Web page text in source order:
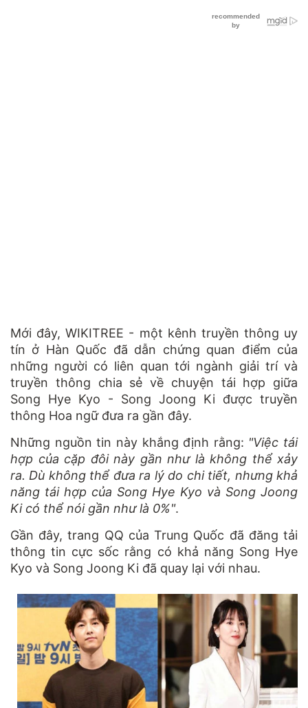
Mới đây, WIKITREE - một kênh truyền thông uy
tín ở Hàn Quốc đã dẫn chứng quan điểm của
những người có liên quan tới ngành giải trí và
truyền thông chia sẻ về chuyện tái hợp giữa
Song Hye Kyo - Song Joong Ki được truyền
thông Hoa ngữ đưa ra gần đây.
Những nguồn tin này khắng định rằng: "Việc tái
hợp của cặp đôi này gần như là không thể xảy
ra. Dù không thể đưa ra lý do chi tiết, nhưng khả
năng tái hợp của Song Hye Kyo và Song Joong
Ki có thể nói gần như là 0%".
Gần đây, trang QQ của Trung Quốc đã đăng tải
thông tin cực sốc rằng có khả năng Song Hye
Kyo và Song Joong Ki đã quay lại với nhau.